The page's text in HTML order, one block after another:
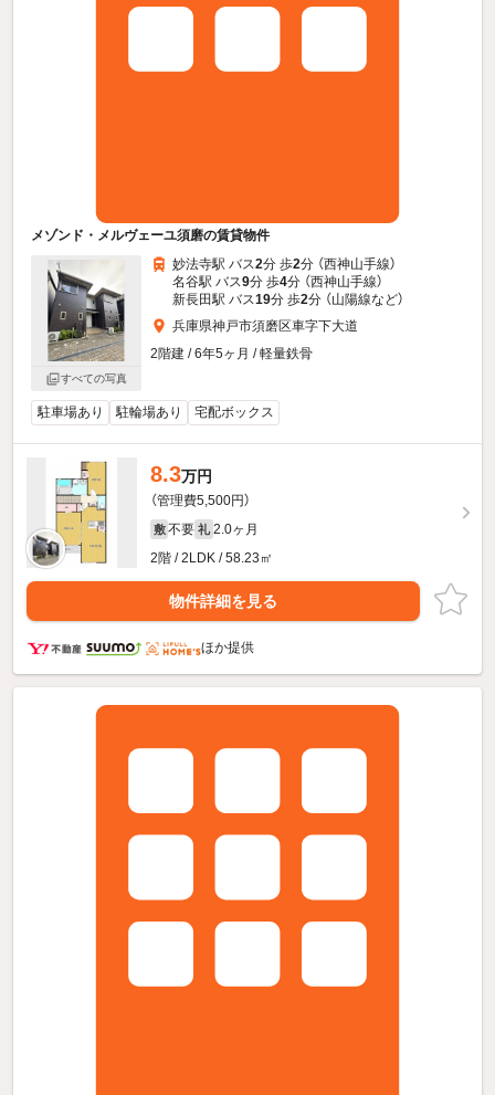
メゾンド・メルヴェーユ須磨の賃貸物件
すべての写真
妙法寺駅 バス2分 歩2分 （西神山手線）
名谷駅 バス9分 歩4分 （西神山手線）
新長田駅 バス19分 歩2分 （山陽線など）
兵庫県神戸市須磨区車字下大道
2階建 / 6年5ヶ月 / 軽量鉄骨
駐車場あり 駐輪場あり 宅配ボックス
8.3万円
（管理費5,500円）
敷 不要 礼 2.0ヶ月
2階 / 2LDK / 58.23㎡
物件詳細を見る
ほか提供